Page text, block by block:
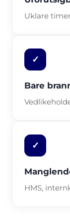
Uklare
✓
Bare
✓
HMS,